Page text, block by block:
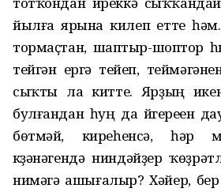
йылға ярына килеп етте
тормаҫтан, шаптыр-шоптор
тейгән ергә тейеп,
сыҡты ла китте. Ярҙың
булғандан һуң да йүгереүен
бөтмәй, киреһенсә, һәр
күҙәнәгендә ниндәйҙер
нимәгә ашығалыр? Хәйер,